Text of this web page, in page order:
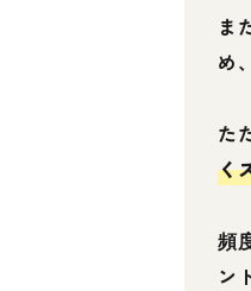
ま
め
た
く
頻
ン